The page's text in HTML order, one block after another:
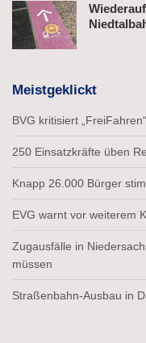
Meistgeklickt
BVG kritisiert
250 Einsatzkräfte üben
Knapp 26.000 Bürger
EVG warnt vor weiterem
Zugausfälle in
müssen
Straßenbahn-Ausbau in